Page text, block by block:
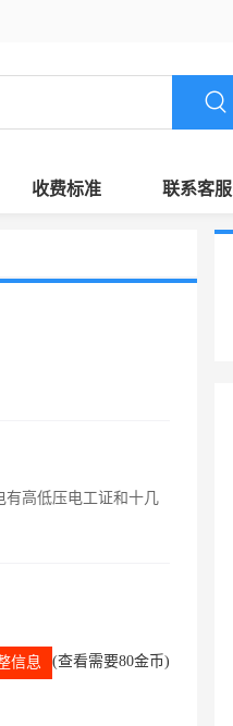
收费标准 联系客服
有高低压电工证和十几
信息 (查看需要80金币)